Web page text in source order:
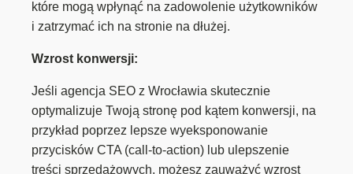
które mogą wpłynąć na zadowolenie użytkowników
i zatrzymać ich na stronie na dłużej.
Wzrost konwersji:
Jeśli agencja SEO z Wrocławia skutecznie
optymalizuje Twoją stronę pod kątem konwersji, na
przykład poprzez lepsze wyeksponowanie
przycisków CTA (call-to-action) lub ulepszenie
treści sprzedażowych, możesz zauważyć wzrost